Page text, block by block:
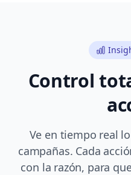
Control
Ve en tiempo real
campañas. Cada
con la razón, para